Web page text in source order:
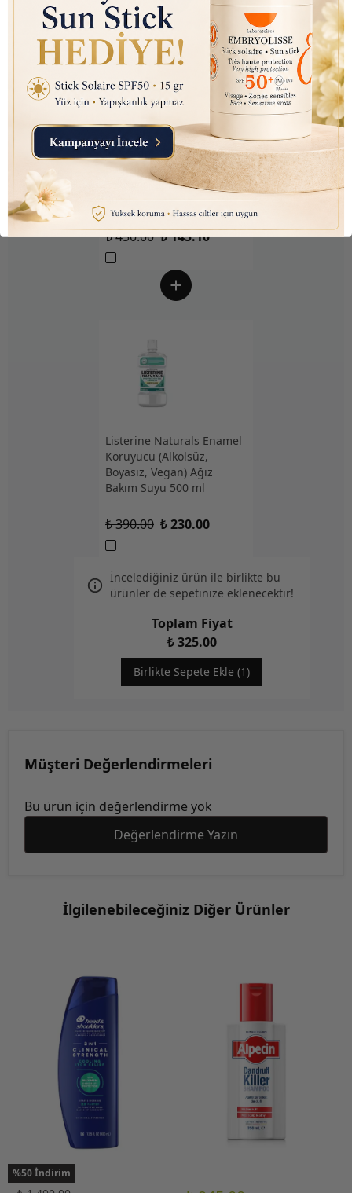
Nutraxin D3K2 (Kemik ve
Bağışıklık Desteği) Gıda
Takviyesi Sprey (207 Puf)
30ml
₺ 450.00 ₺ 145.10
Listerine Naturals Enamel
Koruyucu (Alkolsüz,
Boyasız, Vegan) Ağız
Bakım Suyu 500 ml
₺ 390.00 ₺ 230.00
İncelediğiniz ürün ile birlikte bu
ürünler de sepetinize eklenecektir!
Toplam Fiyat
₺ 325.00
Birlikte Sepete Ekle (1)
Müşteri Değerlendirmeleri
Bu ürün için değerlendirme yok
Değerlendirme Yazın
İlgilenebileceğiniz Diğer Ürünler
%50 İndirim